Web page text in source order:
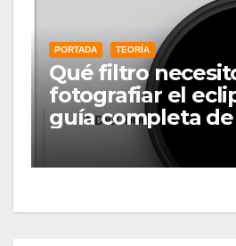
PORTADA TEORÍA
Qué filtro
fotografiar el
guía completa